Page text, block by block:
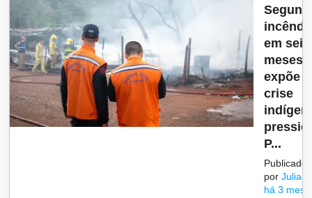
em seis
meses
expõe
crise
P...
Publicado
porJulia
há 3